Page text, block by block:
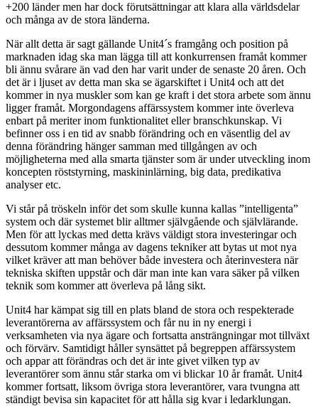
+200 länder men har dock förutsättningar att klara alla världsdelar
och många av de stora länderna.
När allt detta är sagt gällande Unit4´s framgång och position på
marknaden idag ska man lägga till att konkurrensen framåt kommer
bli ännu svårare än vad den har varit under de senaste 20 åren. Och
det är i ljuset av detta man ska se ägarskiftet i Unit4 och att det
kommer in nya muskler som kan ge kraft i det stora arbete som ännu
ligger framåt. Morgondagens affärssystem kommer inte överleva
enbart på meriter inom funktionalitet eller branschkunskap. Vi
befinner oss i en tid av snabb förändring och en väsentlig del av
denna förändring hänger samman med tillgången av och
möjligheterna med alla smarta tjänster som är under utveckling inom
koncepten röststyrning, maskininlärning, big data, predikativa
analyser etc.
Vi står på tröskeln inför det som skulle kunna kallas ”intelligenta”
system och där systemet blir alltmer självgående och självlärande.
Men för att lyckas med detta krävs väldigt stora investeringar och
dessutom kommer många av dagens tekniker att bytas ut mot nya
vilket kräver att man behöver både investera och återinvestera när
tekniska skiften uppstår och där man inte kan vara säker på vilken
teknik som kommer att överleva på lång sikt.
Unit4 har kämpat sig till en plats bland de stora och respekterade
leverantörerna av affärssystem och får nu in ny energi i
verksamheten via nya ägare och fortsatta ansträngningar mot tillväxt
och förvärv. Samtidigt håller synsättet på begreppen affärssystem
och appar att förändras och det är inte givet vilken typ av
leverantörer som ännu står starka om vi blickar 10 år framåt. Unit4
kommer fortsatt, liksom övriga stora leverantörer, vara tvungna att
ständigt bevisa sin kapacitet för att hålla sig kvar i ledarklungan.